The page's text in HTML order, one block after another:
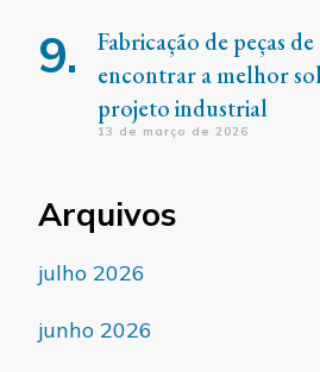
Fabricação de peças
encontrar a melhor
projeto industrial
13 de março de 2026
Arquivos
julho 2026
junho 2026